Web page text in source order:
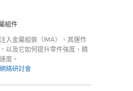
組件
入金屬組裝（IMA）、其運作
以及它如何提升零件強度、精
度。
絡研討會